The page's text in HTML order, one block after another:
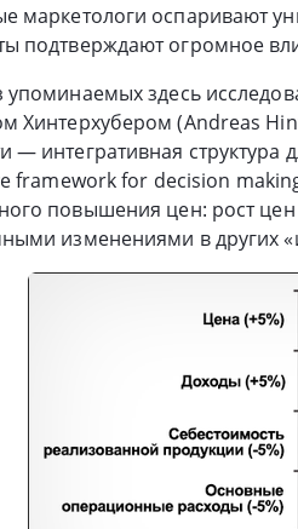
маркетологи оспаривают
подтверждают огромное
упоминаемых здесь
Хинтерхубером (Andreas
— интегративная
framework for decision
повышения цен: рост
изменениями в других